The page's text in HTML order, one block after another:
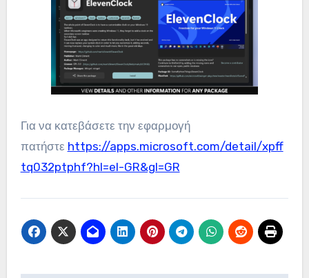
Για να κατεβάσετε την εφαρμογή
πατήστε https://apps.microsoft.com/detail/xpff
tq032ptphf?hl=el-GR&gl=GR